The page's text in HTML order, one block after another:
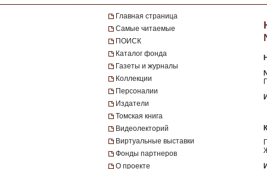
Главная страница
Самые читаемые
ПОИСК
Каталог фонда
Газеты и журналы
Коллекции
Персоналии
Издатели
Томская книга
Видеолекторий
Виртуальные выставки
Фонды партнеров
О проекте